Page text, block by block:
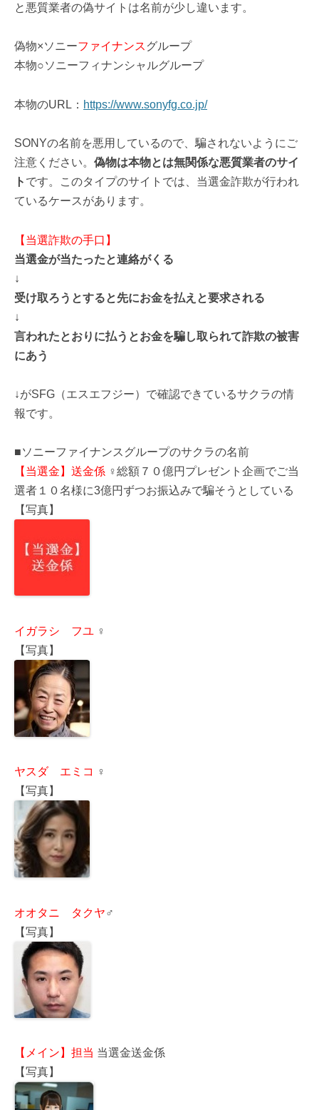
と悪質業者の偽サイトは名前が少し違います。
偽物×ソニーファイナンスグループ
本物○ソニーフィナンシャルグループ
本物のURL： https://www.sonyfg.co.jp/
SONYの名前を悪用しているので、騙されないようにご
注意ください。 偽物は本物とは無関係な悪質業者のサイ
ト です。このタイプのサイトでは、当選金詐欺が行われ
ているケースがあります。
【当選詐欺の手口】
当選金が当たったと連絡がくる
↓
受け取ろうとすると先にお金を払えと要求される
↓
言われたとおりに払うとお金を騙し取られて詐欺の被害
にあう
↓がSFG（エスエフジー）で確認できているサクラの情
報です。
■ソニーファイナンスグループのサクラの名前
【当選金】送金係 ♀総額７０億円プレゼント企画でご当
選者１０名様に3億円ずつお振込みで騙そうとしている
【写真】
イガラシ フユ ♀
【写真】
ヤスダ エミコ ♀
【写真】
オオタニ タクヤ♂
【写真】
【メイン】担当 当選金送金係
【写真】